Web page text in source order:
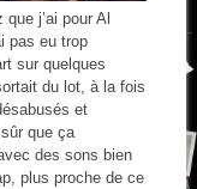
j’ai pour Al
pas eu trop
sur quelques
du lot, à la fois
et
que ça
des sons bien
plus proche de ce